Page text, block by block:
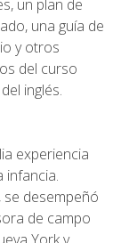
un plan de
una guía de
y otros
del curso
inglés.
experiencia
infancia.
se desempeñó
de campo